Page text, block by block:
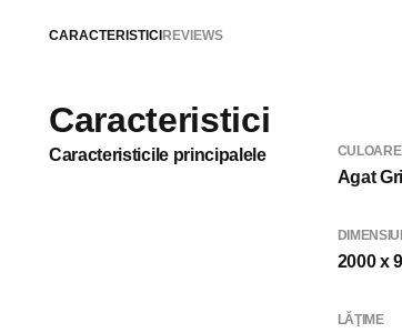
CARACTERISTICIREVIEWS
Caracteristici
Caracteristicile principalele CULOARE
Agat Gri
2000 x
LĂŢIME